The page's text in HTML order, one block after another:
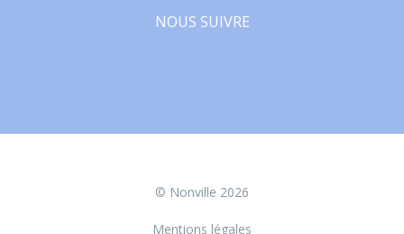
NOUS SUIVRE
© Nonville 2026
Mentions légales